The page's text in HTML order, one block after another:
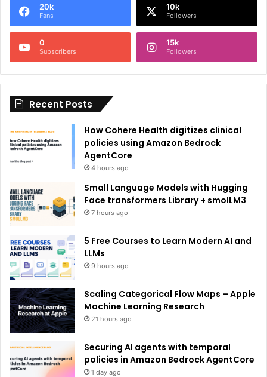
n
i
:
20k
Fans
10k
Followers
0
Subscribers
15k
Followers
Recent Posts
How Cohere Health digitizes clinical
policies using Amazon Bedrock
AgentCore
4 hours ago
Small Language Models with Hugging
Face transformers Library + smolLM3
7 hours ago
5 Free Courses to Learn Modern AI and
LLMs
9 hours ago
Scaling Categorical Flow Maps – Apple
Machine Learning Research
21 hours ago
Securing AI agents with temporal
policies in Amazon Bedrock AgentCore
1 day ago